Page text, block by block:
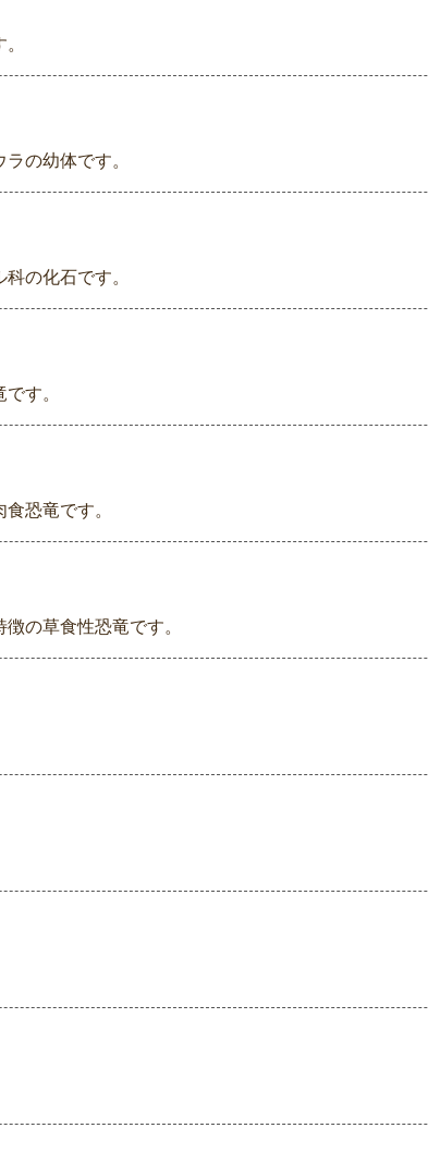
の幼体です。
の化石です。
す。
恐竜です。
の草食性恐竜です。